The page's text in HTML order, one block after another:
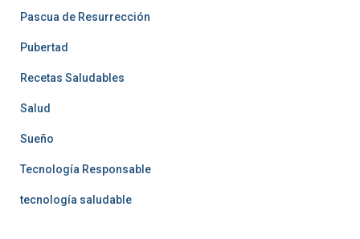
Pascua de Resurrección
Pubertad
Recetas Saludables
Salud
Sueño
Tecnología Responsable
tecnología saludable